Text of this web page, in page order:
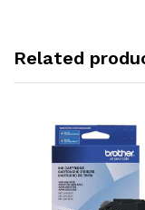
Related